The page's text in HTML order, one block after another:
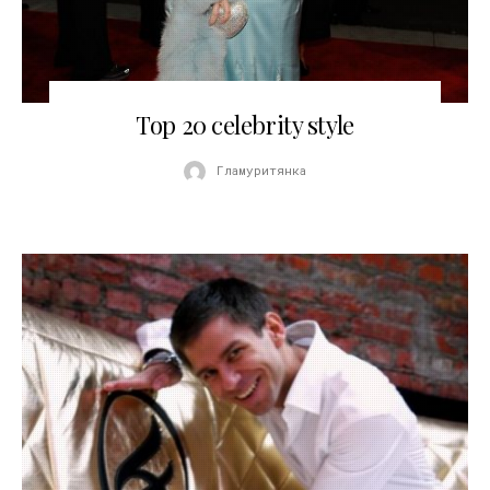
19.01.2009
Top 20 celebrity style
Гламуритянка